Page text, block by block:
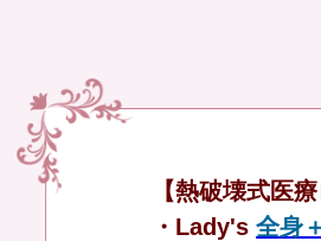
【熱破壊式医
・Lady's 全身